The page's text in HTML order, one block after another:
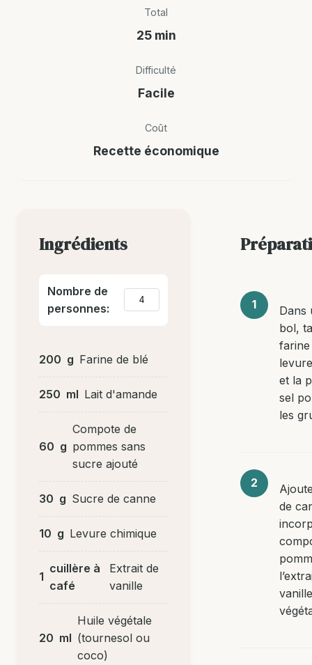
Total
25 min
Difficulté
Facile
Coût
Recette économique
Ingrédients
Nombre de
personnes:
200 g Farine de blé
250 ml Lait d'amande
60 g
Compote de
pommes sans
sucre ajouté
30 g Sucre de canne
10 g Levure chimique
1
cuillère à
café
Extrait de
vanille
20 ml
Huile végétale
(tournesol ou
coco)
Dans
bol,
et la
sel
les
de